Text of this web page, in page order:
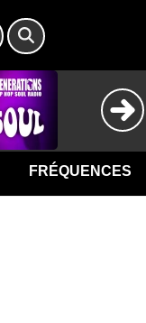
FRÉQUENCES